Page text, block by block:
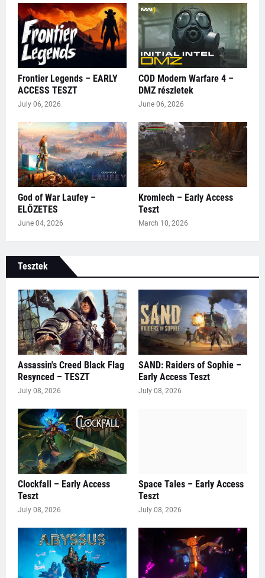
Frontier Legends – EARLY
ACCESS TESZT
July 06, 2026
COD Modern Warfare 4 –
DMZ részletek
June 06, 2026
God of War Laufey –
ELŐZETES
June 04, 2026
Kromlech – Early Access
Teszt
March 10, 2026
Tesztek
Assassin's Creed Black Flag
Resynced – TESZT
July 08, 2026
SAND: Raiders of Sophie –
Early Access Teszt
July 08, 2026
Clockfall – Early Access
Teszt
July 08, 2026
Space Tales – Early Access
Teszt
July 08, 2026